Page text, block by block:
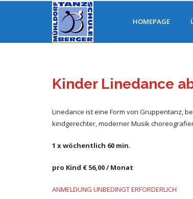
HOMEPAGE
Kinder Linedance
Linedance ist eine Form von Gruppentanz,
kindgerechter, moderner Musik
1 x wöchentlich 60 min.
pro Kind € 56,00 / Monat
ANMELDUNG UNBEDINGT ERFORDERLICH